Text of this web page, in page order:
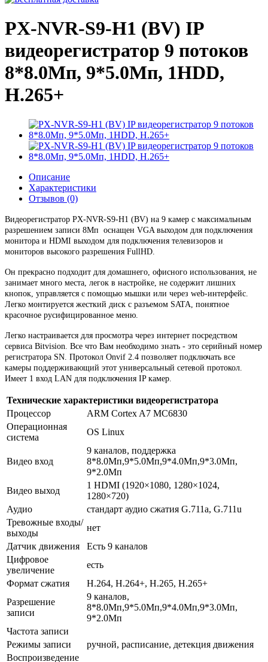
PX-NVR-S9-H1 (BV) IP
видеорегистратор 9 потоков
8*8.0Мп, 9*5.0Мп, 1HDD,
H.265+
Описание
Характеристики
Отзывов (0)
Видеорегистратор PX-NVR-S9-H1 (BV) на 9 камер с максимальным
разрешением записи 8Мп оснащен VGA выходом для подключения
монитора и HDMI выходом для подключения телевизоров и
мониторов высокого разрешения FullHD.
Он прекрасно подходит для домашнего, офисного использования, не
занимает много места, легок в настройке, не содержит лишних
кнопок, управляется с помощью мышки или через web-интерфейс.
Легко монтируется жесткий диск с разъемом SATA, понятное
красочное русифицированное меню.
Легко настраивается для просмотра через интернет посредством
сервиса Bitvision. Все что Вам необходимо знать - это серийный номер
регистратора SN. Протокол Onvif 2.4 позволяет подключать все
камеры поддерживающий этот универсальный сетевой протокол.
Имеет 1 вход LAN для подключения IP камер.
Технические характеристики видеорегистратора
Процессор
ARM Cortex A7 MC6830
Операционная
система
OS Linux
Видео вход
9 каналов, поддержка
8*8.0Мп,9*5.0Мп,9*4.0Мп,9*3.0Мп,
9*2.0Мп
Видео выход
1 HDMI (1920×1080, 1280×1024,
1280×720)
Аудио
стандарт аудио сжатия G.711a, G.711u
Тревожные входы/
выходы
нет
Датчик движения
Есть 9 каналов
Цифровое
увеличение
есть
Формат сжатия
H.264, H.264+, H.265, H.265+
Разрешение
записи
9 каналов,
8*8.0Мп,9*5.0Мп,9*4.0Мп,9*3.0Мп,
9*2.0Мп
Частота записи
Режимы записи
ручной, расписание, детекция движения
Воспроизведение